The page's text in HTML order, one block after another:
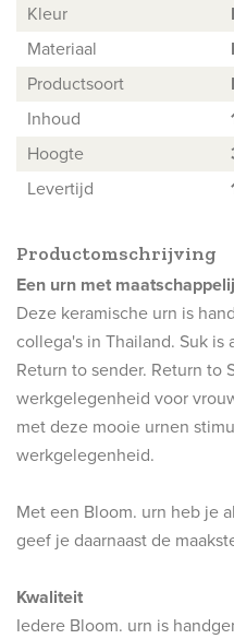
Kleur
Materiaal
Productsoort
Inhoud
Hoogte
Levertijd
Productomschrijving
Een urn met
Deze keramische urn is
collega's in Thailand. Suk
Return to sender. Return to
werkgelegenheid voor
met deze mooie urnen
werkgelegenheid.
Met een Bloom. urn heb je
geef je daarnaast de
Kwaliteit
Iedere Bloom. urn is